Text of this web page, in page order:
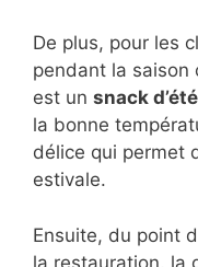
De plus, pour les
pendant la saison
est un snack d’été
la bonne
délice qui permet
estivale.
Ensuite, du point
la restauration, la